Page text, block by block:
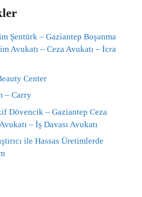
Şentürk – Gaziantep Boşanma
Avukatı – Ceza Avukatı – İcra
Center
– Carry
Dövencik – Gaziantep Ceza
– İş Davası Avukatı
ile Hassas Üretimlerde